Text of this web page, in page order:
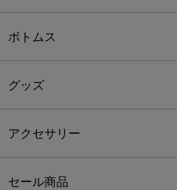
ボトムス
グッズ
アクセサリー
セール商品